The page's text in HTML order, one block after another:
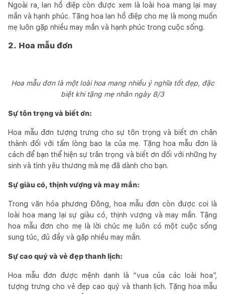
Ngoài ra, lan hồ điệp còn được xem là loài hoa mang lại may
mắn và hạnh phúc. Tặng hoa lan hồ điệp cho mẹ là mong muốn
mẹ luôn gặp nhiều may mắn và hạnh phúc trong cuộc sống.
2. Hoa mẫu đơn
Hoa mẫu đơn là một loài hoa mang nhiều ý nghĩa tốt đẹp, đặc
biệt khi tặng mẹ nhân ngày 8/3
Sự tôn trọng và biết ơn:
Hoa mẫu đơn tượng trưng cho sự tôn trọng và biết ơn chân
thành đối với tấm lòng bao la của mẹ. Tặng hoa mẫu đơn là
cách để bạn thể hiện sự trân trọng và biết ơn đối với những hy
sinh và tình yêu thương mà mẹ đã dành cho bạn.
Sự giàu có, thịnh vượng và may mắn:
Trong văn hóa phương Đông, hoa mẫu đơn còn được coi là
loài hoa mang lại sự giàu có, thịnh vượng và may mắn. Tặng
hoa mẫu đơn cho mẹ là lời chúc mẹ luôn có một cuộc sống
sung túc, đủ đầy và gặp nhiều may mắn.
Sự cao quý và vẻ đẹp thanh lịch:
Hoa mẫu đơn được mệnh danh là “vua của các loài hoa”,
tượng trưng cho vẻ đẹp cao quý và thanh lịch. Tặng hoa mẫu